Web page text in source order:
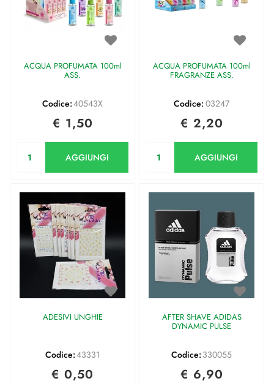
ACQUA PROFUMATA 100ml
ASS.
Codice:40543X
€ 1,50
AGGIUNGI
ACQUA PROFUMATA 100ml
FRAGRANZE ASS.
Codice: 03247
€ 2,20
AGGIUNGI
ADESIVI UNGHIE
Codice:43331
€ 0,50
AFTER SHAVE ADIDAS
DYNAMIC PULSE
Codice: 330055
€ 6,90